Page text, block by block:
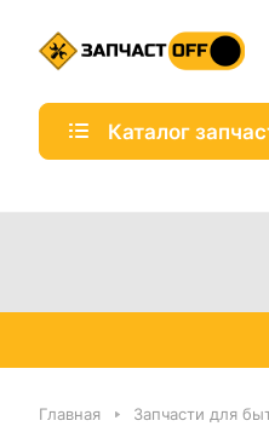
Каталог
Главная Запчасти для